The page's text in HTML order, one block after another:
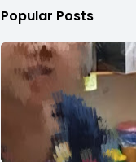
Popular Posts